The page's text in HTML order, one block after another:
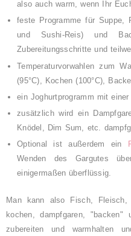
also auch warm, wenn Ihr
feste Programme für Suppe,
und Sushi-Reis) und
Zubereitungsschritte und
Temperaturvorwahlen zum
(95°C), Kochen (100°C),
ein Joghurtprogramm mit
zusätzlich wird ein
Knödel, Dim Sum, etc.
Optional ist außerdem ein
Wenden des Gargutes
einigermaßen überflüssig.
Man kann also Fisch, Fleisch,
kochen, dampfgaren, "backen"
zubereiten und warmhalten